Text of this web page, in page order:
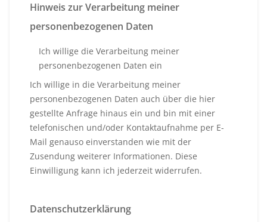
Hinweis zur Verarbeitung meiner
personenbezogenen Daten
Ich willige die Verarbeitung meiner
personenbezogenen Daten ein
Ich willige in die Verarbeitung meiner
personenbezogenen Daten auch über die hier
gestellte Anfrage hinaus ein und bin mit einer
telefonischen und/oder Kontaktaufnahme per E-
Mail genauso einverstanden wie mit der
Zusendung weiterer Informationen. Diese
Einwilligung kann ich jederzeit widerrufen.
Datenschutzerklärung